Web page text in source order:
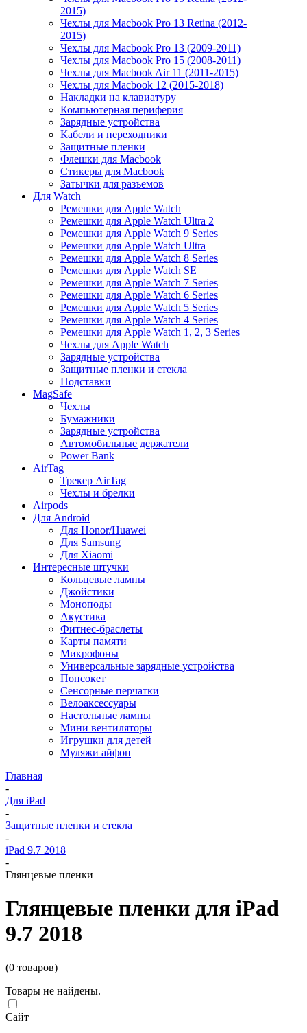
2015)
Чехлы для Macbook Pro 13 Retina (2012-
2015)
Чехлы для Macbook Pro 13 (2009-2011)
Чехлы для Macbook Pro 15 (2008-2011)
Чехлы для Macbook Air 11 (2011-2015)
Чехлы для Macbook 12 (2015-2018)
Накладки на клавиатуру
Компьютерная периферия
Зарядные устройства
Кабели и переходники
Защитные пленки
Флешки для Macbook
Стикеры для Macbook
Затычки для разъемов
Для Watch
Ремешки для Apple Watch
Ремешки для Apple Watch Ultra 2
Ремешки для Apple Watch 9 Series
Ремешки для Apple Watch Ultra
Ремешки для Apple Watch 8 Series
Ремешки для Apple Watch SE
Ремешки для Apple Watch 7 Series
Ремешки для Apple Watch 6 Series
Ремешки для Apple Watch 5 Series
Ремешки для Apple Watch 4 Series
Ремешки для Apple Watch 1, 2, 3 Series
Чехлы для Apple Watch
Зарядные устройства
Защитные пленки и стекла
Подставки
MagSafe
Чехлы
Бумажники
Зарядные устройства
Автомобильные держатели
Power Bank
AirTag
Трекер AirTag
Чехлы и брелки
Airpods
Для Android
Для Honor/Huawei
Для Samsung
Для Xiaomi
Интересные штучки
Кольцевые лампы
Джойстики
Моноподы
Акустика
Фитнес-браслеты
Карты памяти
Микрофоны
Универсальные зарядные устройства
Попсокет
Сенсорные перчатки
Велоаксессуары
Настольные лампы
Мини вентиляторы
Игрушки для детей
Муляжи айфон
Главная
-
Для iPad
-
Защитные пленки и стекла
-
iPad 9.7 2018
-
Глянцевые пленки
Глянцевые пленки для iPad
9.7 2018
(0 товаров)
Товары не найдены.
Сайт